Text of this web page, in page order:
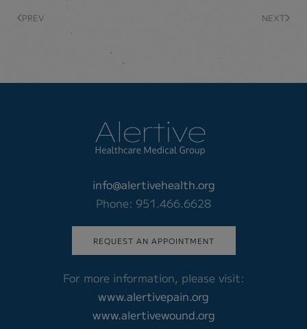
PREV NEXT
info@alertivehealth.org
Phone: 951.466.6628
REQUEST AN APPOINTMENT
For more information, please visit:
www.alertivepain.org
www.alertivewound.org